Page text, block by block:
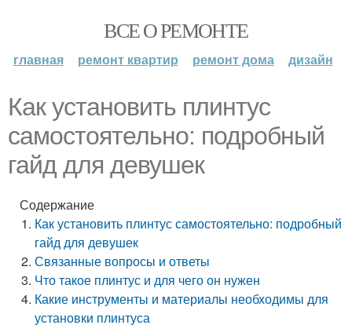
ВСЕ О РЕМОНТЕ
главная ремонт квартир ремонт дома дизайн
Как установить плинтус
самостоятельно: подробный
гайд для девушек
Содержание
Как установить плинтус самостоятельно: подробный
гайд для девушек
Связанные вопросы и ответы
Что такое плинтус и для чего он нужен
Какие инструменты и материалы необходимы для
установки плинтуса